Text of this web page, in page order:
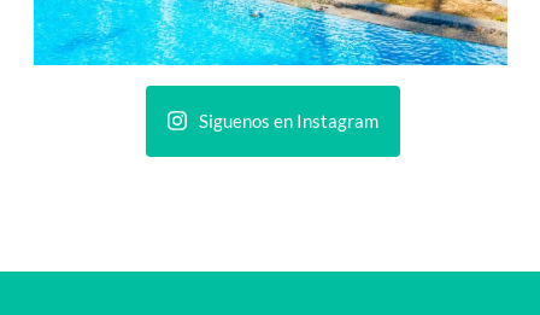
Siguenos en Instagram